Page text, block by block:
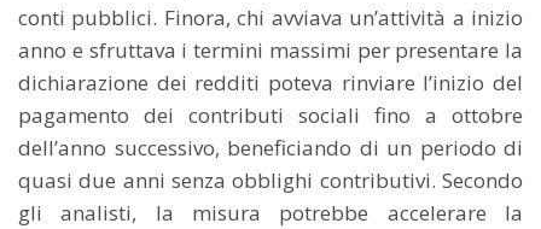
conti pubblici. Finora, chi avviava un’attività a inizio
anno e sfruttava i termini massimi per presentare la
dichiarazione dei redditi poteva rinviare l’inizio del
pagamento dei contributi sociali fino a ottobre
dell’anno successivo, beneficiando di un periodo di
quasi due anni senza obblighi contributivi. Secondo
gli analisti, la misura potrebbe accelerare la